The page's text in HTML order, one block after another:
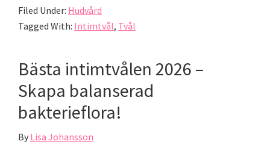
Filed Under: Hudvård
Tagged With: Intimtvål, Tvål
Bästa intimtvålen 2026 –
Skapa balanserad
bakterieflora!
By Lisa Johansson